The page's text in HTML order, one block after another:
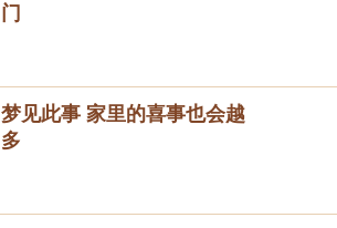
门
梦见此事 家里的喜事也会越
多